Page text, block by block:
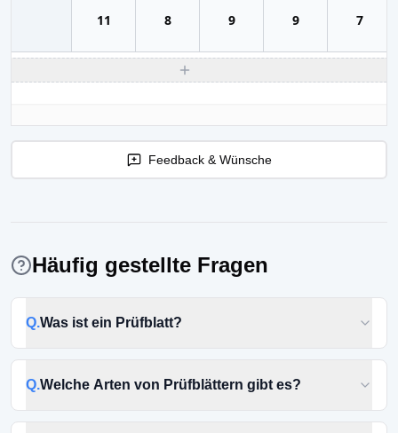
11 8 9 9 7
Feedback & Wünsche
Häufig gestellte Fragen
Q.Was ist ein Prüfblatt?
Q.Welche Arten von Prüfblättern gibt es?